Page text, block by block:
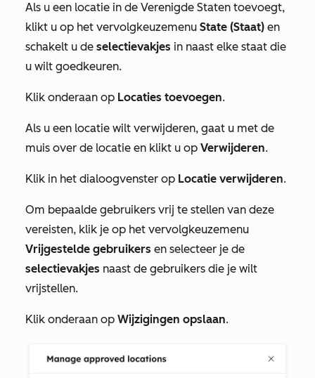
Als u een locatie in de Verenigde Staten toevoegt,
klikt u op het vervolgkeuzemenu State (Staat) en
schakelt u de selectievakjes in naast elke staat die
u wilt goedkeuren.
Klik onderaan op Locaties toevoegen.
Als u een locatie wilt verwijderen, gaat u met de
muis over de locatie en klikt u op Verwijderen.
Klik in het dialoogvenster op Locatie verwijderen.
Om bepaalde gebruikers vrij te stellen van deze
vereisten, klik je op het vervolgkeuzemenu
Vrijgestelde gebruikers en selecteer je de
selectievakjes naast de gebruikers die je wilt
vrijstellen.
Klik onderaan op Wijzigingen opslaan.